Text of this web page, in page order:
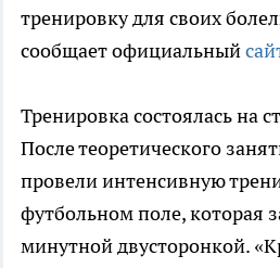
тренировку для своих
сообщает официальный
Тренировка состоялась на
После теоретического
провели интенсивную
футбольном поле, которая
минутной двусторонкой.